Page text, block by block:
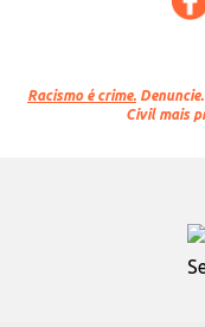
Racismo é crime.
Civil mais